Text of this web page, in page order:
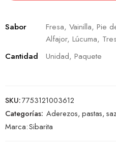
Sabor
Fresa, Vainilla, Pie
Alfajor, Lúcuma,
Cantidad
Unidad, Paquete
SKU:7753121003612
Categorías: Aderezos, pastas,
Marca:Sibarita